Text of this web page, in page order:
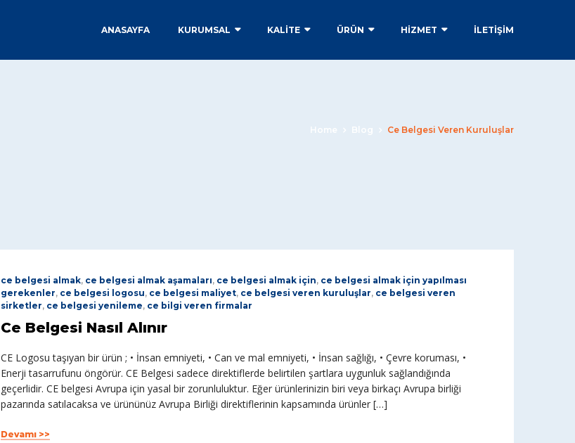
ANASAYFA KURUMSAL KALİTE ÜRÜN HİZMET İLETIŞIM
Home Blog Ce Belgesi Veren Kuruluşlar
ce belgesi almak, ce belgesi almak aşamaları, ce belgesi almak için, ce belgesi almak için yapılması
gerekenler, ce belgesi logosu, ce belgesi maliyet, ce belgesi veren kuruluşlar, ce belgesi veren
sirketler, ce belgesi yenileme, ce bilgi veren firmalar
Ce Belgesi Nasıl Alınır
CE Logosu taşıyan bir ürün ; • İnsan emniyeti, • Can ve mal emniyeti, • İnsan sağlığı, • Çevre koruması, •
Enerji tasarrufunu öngörür. CE Belgesi sadece direktiflerde belirtilen şartlara uygunluk sağlandığında
geçerlidir. CE belgesi Avrupa için yasal bir zorunluluktur. Eğer ürünlerinizin biri veya birkaçı Avrupa birliği
pazarında satılacaksa ve ürününüz Avrupa Birliği direktiflerinin kapsamında ürünler […]
Devamı >>